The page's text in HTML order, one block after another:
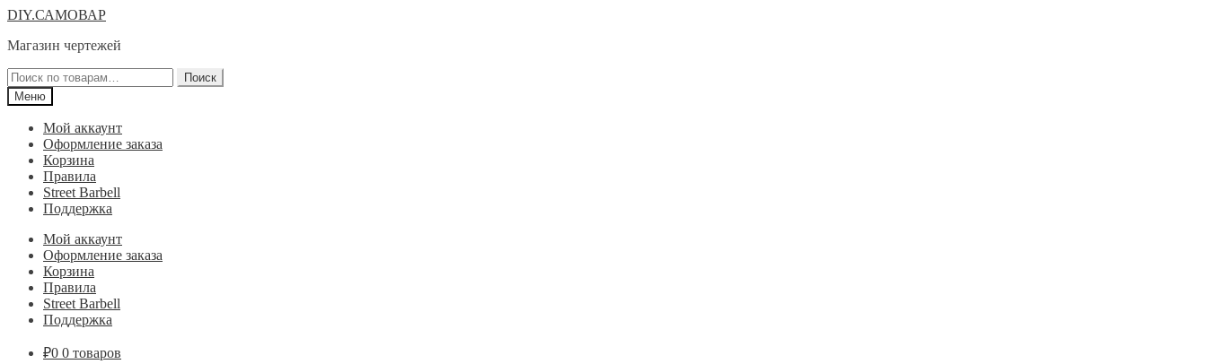
Перейти
навигации
Перейти
содержимому
DIY.САМОВАР
Магазин чертежей
Искать:
Поиск
Меню
Мой аккаунт
Оформление заказа
Корзина
Правила
Street Barbell
Поддержка
Мой аккаунт
Оформление заказа
Корзина
Правила
Street Barbell
Поддержка
₽0 0 товаров